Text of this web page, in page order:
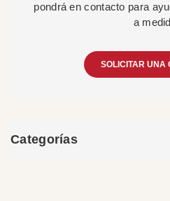
pondrá en contacto para
a
SOLICITAR UNA
Categorías